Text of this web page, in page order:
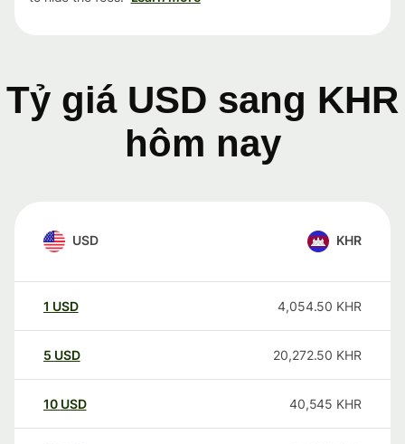
Tỷ giá USD sang KHR
hôm nay
USD KHR
1 USD 4,054.50 KHR
5 USD 20,272.50 KHR
10 USD 40,545 KHR